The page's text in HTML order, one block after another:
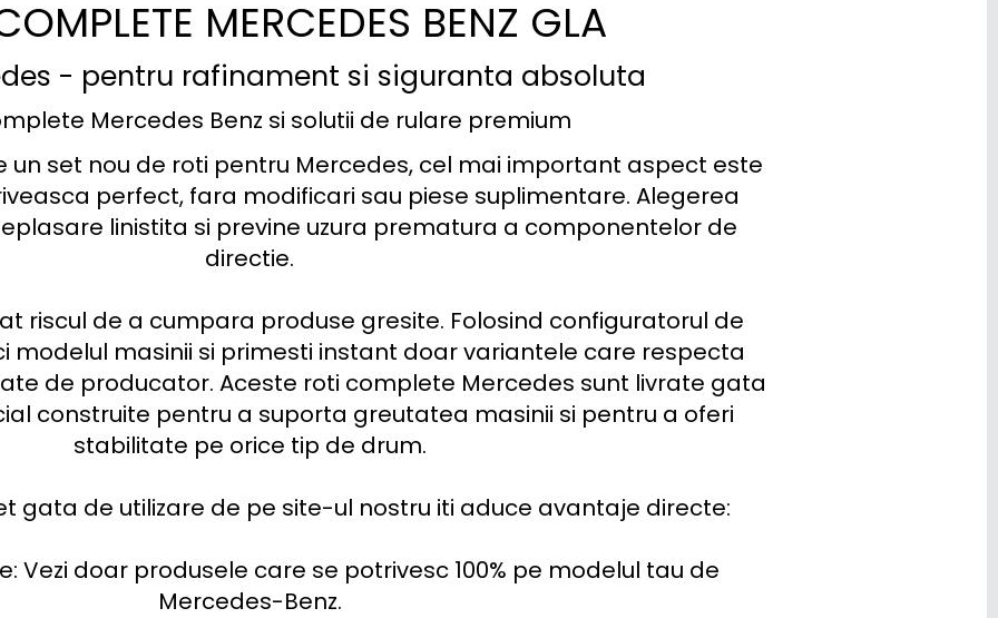
MERCEDES BENZ GLA
- pentru rafinament si siguranta absoluta
Mercedes Benz si solutii de rulare premium
un set nou de roti pentru Mercedes, cel mai important aspect este
perfect, fara modificari sau piese suplimentare. Alegerea
linistita si previne uzura prematura a componentelor de
directie.
riscul de a cumpara produse gresite. Folosind configuratorul de
modelul masinii si primesti instant doar variantele care respecta
de producator. Aceste roti complete Mercedes sunt livrate gata
construite pentru a suporta greutatea masinii si pentru a oferi
stabilitate pe orice tip de drum.
gata de utilizare de pe site-ul nostru iti aduce avantaje directe:
Vezi doar produsele care se potrivesc 100% pe modelul tau de
Mercedes-Benz.